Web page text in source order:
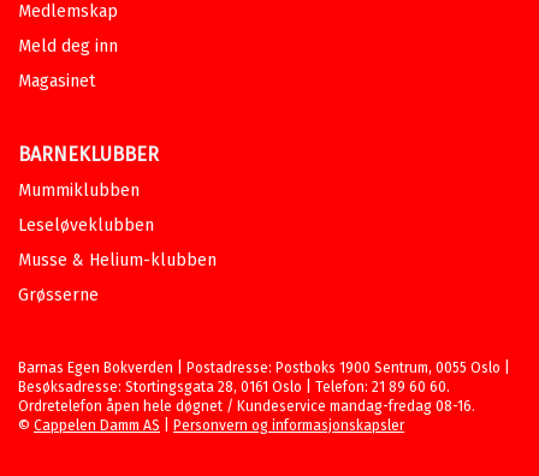
Medlemskap
Meld deg inn
Magasinet
BARNEKLUBBER
Mummiklubben
Leseløveklubben
Musse & Helium-klubben
Grøsserne
Barnas Egen Bokverden | Postadresse: Postboks 1900 Sentrum, 0055 Oslo |
Besøksadresse: Stortingsgata 28, 0161 Oslo | Telefon: 21 89 60 60.
Ordretelefon åpen hele døgnet / Kundeservice mandag-fredag 08-16.
© Cappelen Damm AS Personvern og informasjonskapsler